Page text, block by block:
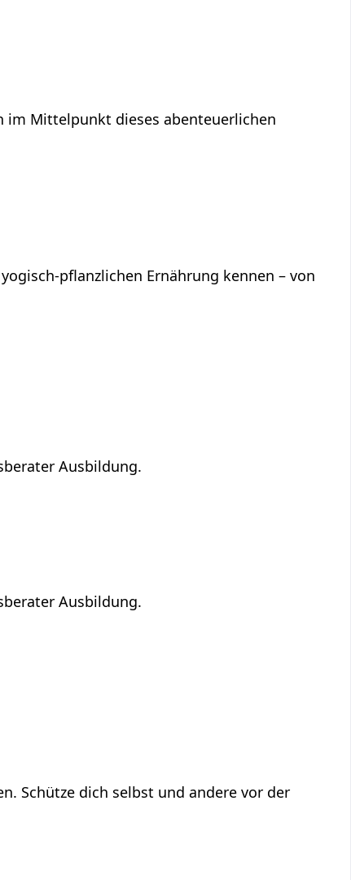
im Mittelpunkt dieses abenteuerlichen
pflanzlichen Ernährung kennen – von
Ausbildung.
Ausbildung.
Schütze dich selbst und andere vor der